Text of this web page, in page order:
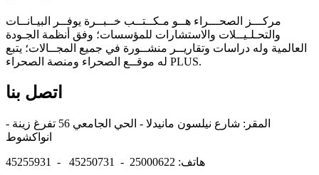
مركـــز الصحـــراء هــو مـكــتــب خــبــرة يوفــر البيـانــات
والتحـلـيــلات والاستشارات للمؤسسات؛ وفق أنظمة الجـودة
العالمية وله دراسات وتقاريــر منشــورة في جميع المجــالات؛ يتبع
له موقــع الصحراء ومنصة الصحراء PLUS.
اتصل بنا
المقر: شارع نيلسون مانيدلا - الحي الجامعي 56 تفرغ زينة -
هاتف: 25000622 - 45250731 - 45255931